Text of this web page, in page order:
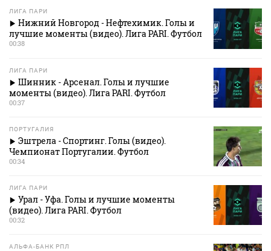
ЛИГА ПАРИ
Нижний Новгород - Нефтехимик. Голы и
лучшие моменты (видео). Лига PARI. Футбол
00:38
ЛИГА ПАРИ
Шинник - Арсенал. Голы и лучшие
моменты (видео). Лига PARI. Футбол
00:37
ПОРТУГАЛИЯ
Эштрела - Спортинг. Голы (видео).
Чемпионат Португалии. Футбол
00:34
ЛИГА ПАРИ
Урал - Уфа. Голы и лучшие моменты
(видео). Лига PARI. Футбол
00:32
АЛЬФА-БАНК РПЛ